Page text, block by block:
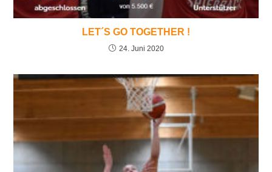
LET´S GO TOGETHER !
24. Juni 2020